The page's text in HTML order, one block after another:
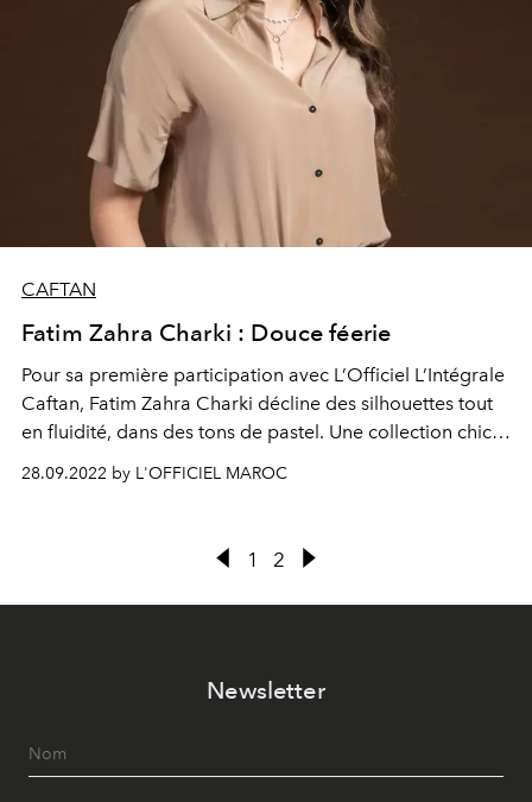
CAFTAN
Fatim Zahra Charki : Douce féerie
Pour sa première participation avec L’Officiel L’Intégrale
Caftan, Fatim Zahra Charki décline des silhouettes tout
en fluidité, dans des tons de pastel. Une collection chic
et fraiche, semblant tout droit sortie d’un conte de fées.
28.09.2022 by L'OFFICIEL MAROC
1 2
Newsletter